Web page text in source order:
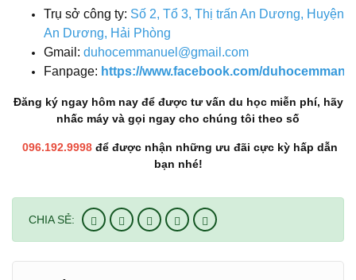
Trụ sở công ty: Số 2, Tổ 3, Thị trấn An Dương, Huyện
An Dương, Hải Phòng
Gmail: duhocemmanuel@gmail.com
Fanpage: https://www.facebook.com/
Đăng ký ngay hôm nay để được tư vấn du học miễn phí, hãy
nhấc máy và gọi ngay cho chúng tôi theo số
096.192.9998để được nhận những ưu đãi cực kỳ hấp dẫn
bạn nhé!
CHIA SẺ: